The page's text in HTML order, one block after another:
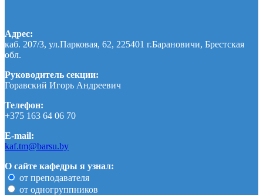
Адрес:
каб. 207/3, ул.Парковая, 62, 225401 г.Барановичи, Брестская
обл.
Руководитель секции:
Горавский Игорь Андреевич
Телефон:
+375 163 64 06 70
E-mail:
kaf.tm@barsu.by
О сайте кафедры я узнал:
от преподавателя
от одногруппников